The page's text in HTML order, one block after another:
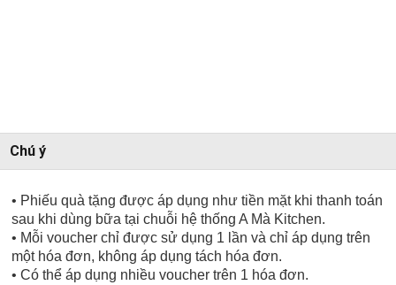
Chú ý
• Phiếu quà tặng được áp dụng như tiền mặt khi thanh toán
sau khi dùng bữa tại chuỗi hệ thống A Mà Kitchen.
• Mỗi voucher chỉ được sử dụng 1 lần và chỉ áp dụng trên
một hóa đơn, không áp dụng tách hóa đơn.
• Có thể áp dụng nhiều voucher trên 1 hóa đơn.